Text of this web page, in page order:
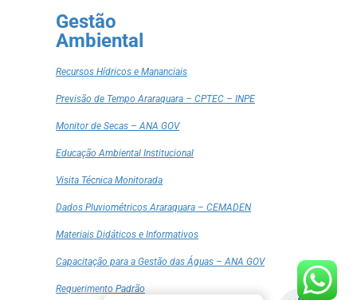
Gestão
Ambiental
Recursos Hídricos e Mananciais
Previsão de Tempo Araraquara – CPTEC – INPE
Monitor de Secas – ANA GOV
Educação Ambiental Institucional
Visita Técnica Monitorada
Dados Pluviométricos Araraquara – CEMADEN
Materiais Didáticos e Informativos
Capacitação para a Gestão das Águas – ANA GOV
Requerimento Padrão